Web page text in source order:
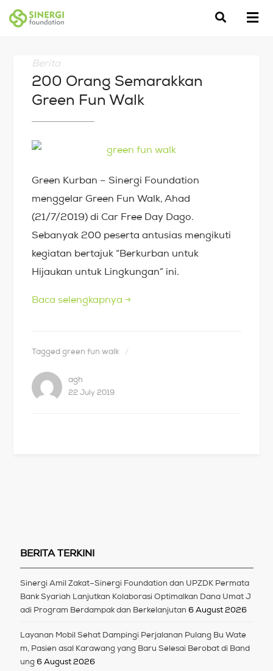
Berita
200 Orang Semarakkan
Green Fun Walk
Green Kurban – Sinergi Foundation
menggelar Green Fun Walk, Ahad
(21/7/2019) di Car Free Day Dago.
Sebanyak 200 peserta antusias mengikuti
kegiatan bertajuk “Berkurban untuk
Hijaukan untuk Lingkungan” ini.
Baca selengkapnya →
Taggedgreen fun walk
agh
22 July 2019
BERITA TERKINI
Sinergi Amil Zakat–Sinergi Foundation dan UPZDK Permata
Bank Syariah Lanjutkan Kolaborasi Optimalkan Dana Umat J
adi Program Berdampak dan Berkelanjutan 6 August 2026
Layanan Mobil Sehat Dampingi Perjalanan Pulang Bu Wate
m, Pasien asal Karawang yang Baru Selesai Berobat di Band
ung 6 August 2026